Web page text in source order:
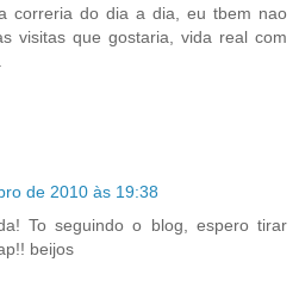
correria do dia a dia, eu tbem nao
visitas que gostaria, vida real com
de 2010 às 19:38
To seguindo o blog, espero tirar
beijos